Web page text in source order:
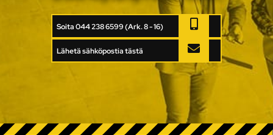
Soita 044 238 6599 (Ark. 8 - 16)
Lähetä sähköpostia tästä